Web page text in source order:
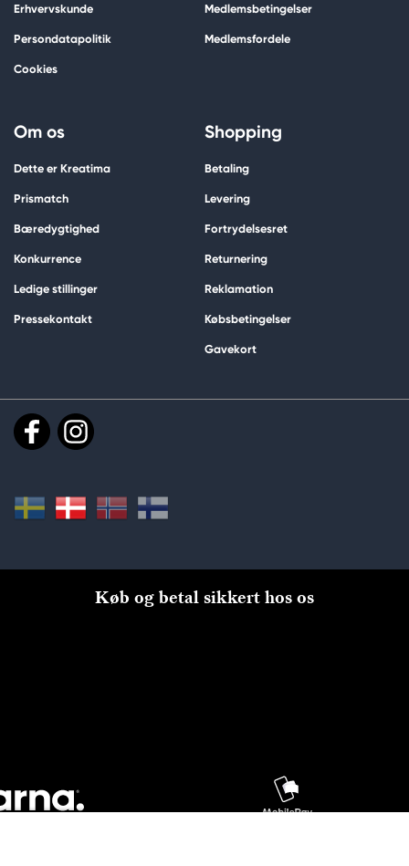
Erhvervskunde
Persondatapolitik
Cookies
Medlemsbetingelser
Medlemsfordele
Om os
Dette er Kreatima
Prismatch
Bæredygtighed
Konkurrence
Ledige stillinger
Pressekontakt
Shopping
Betaling
Levering
Fortrydelsesret
Returnering
Reklamation
Købsbetingelser
Gavekort
Køb og betal sikkert hos os